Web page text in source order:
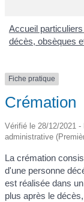
Accueil particuliers
décès, obsèques
Fiche pratique
Crémation
Vérifié le 28/12/2021
administrative
La crémation
d'une personne
est réalisée dans
plus après le